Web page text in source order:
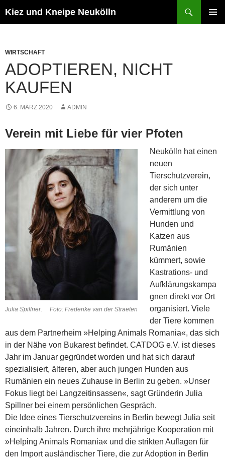
Inhalt
Kiez und Kneipe Neukölln
WIRTSCHAFT
ADOPTIEREN, NICHT
KAUFEN
6. MÄRZ 2020 ADMIN
Verein mit Liebe für vier Pfoten
Julia Spillner. Foto: Frederike van der Straeten
Neukölln hat einen
neuen
Tierschutzverein,
der sich unter
anderem um die
Vermittlung von
Hunden und
Katzen aus
Rumänien
kümmert, sowie
Kastrations- und
Aufklärungskampa
gnen direkt vor Ort
organisiert. Viele
der Tiere kommen
aus dem Partnerheim »Helping Animals Romania«, das sich
in der Nähe von Bukarest befindet. CATDOG e.V. ist dieses
Jahr im Januar gegründet worden und hat sich darauf
spezialisiert, älteren, aber auch jungen Hunden aus
Rumänien ein neues Zuhause in Berlin zu geben. »Unser
Fokus liegt bei Langzeitinsassen«, sagt Gründerin Julia
Spillner bei einem persönlichen Gespräch.
Die Idee eines Tierschutzvereins in Berlin bewegt Julia seit
eineinhalb Jahren. Durch ihre mehrjährige Kooperation mit
»Helping Animals Romania« und die strikten Auflagen für
den Import ausländischer Tiere, die zur Adoption in Berlin